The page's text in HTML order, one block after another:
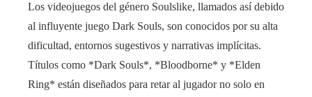
Los videojuegos del género Soulslike, llamados así debido
al influyente juego Dark Souls, son conocidos por su alta
dificultad, entornos sugestivos y narrativas implícitas.
Títulos como *Dark Souls*, *Bloodborne* y *Elden
Ring* están diseñados para retar al jugador no solo en